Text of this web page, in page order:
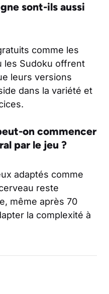
sont-ils aussi
comme les
les Sudoku offrent
leurs versions
dans la variété et
on commencer
par le jeu ?
adaptés comme
reste
même après 70
la complexité à